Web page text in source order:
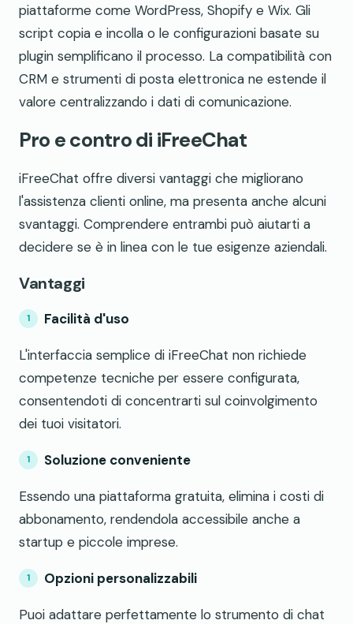
piattaforme come WordPress, Shopify e Wix. Gli
script copia e incolla o le configurazioni basate su
plugin semplificano il processo. La compatibilità con
CRM e strumenti di posta elettronica ne estende il
valore centralizzando i dati di comunicazione.
Pro e contro di iFreeChat
iFreeChat offre diversi vantaggi che migliorano
l'assistenza clienti online, ma presenta anche alcuni
svantaggi. Comprendere entrambi può aiutarti a
decidere se è in linea con le tue esigenze aziendali.
Vantaggi
Facilità d'uso
L'interfaccia semplice di iFreeChat non richiede
competenze tecniche per essere configurata,
consentendoti di concentrarti sul coinvolgimento
dei tuoi visitatori.
Soluzione conveniente
Essendo una piattaforma gratuita, elimina i costi di
abbonamento, rendendola accessibile anche a
startup e piccole imprese.
Opzioni personalizzabili
Puoi adattare perfettamente lo strumento di chat